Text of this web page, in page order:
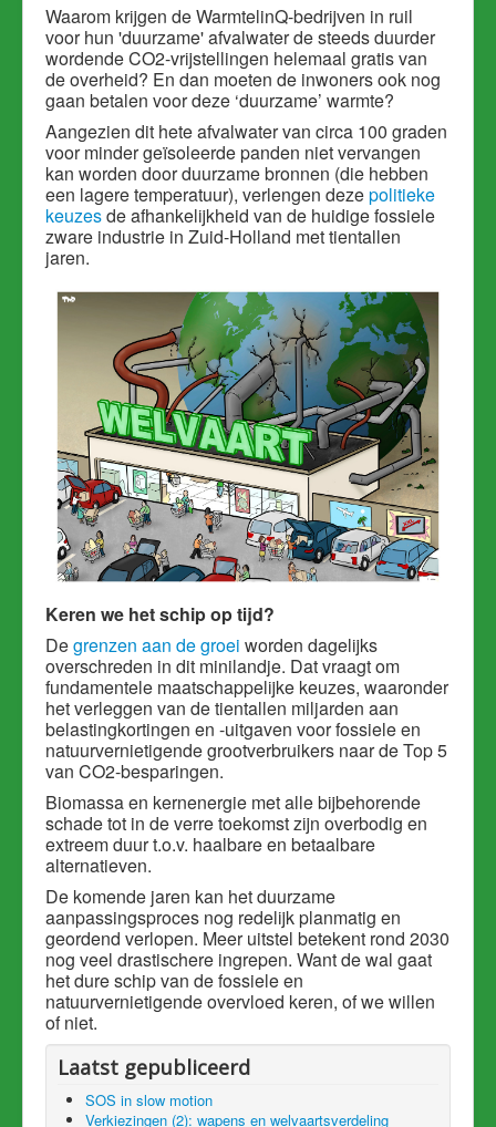
Waarom krijgen de WarmtelinQ-bedrijven in ruil
voor hun 'duurzame' afvalwater de steeds duurder
wordende CO2-vrijstellingen helemaal gratis van
de overheid? En dan moeten de inwoners ook nog
gaan betalen voor deze ‘duurzame’ warmte?
Aangezien dit hete afvalwater van circa 100 graden
voor minder geïsoleerde panden niet vervangen
kan worden door duurzame bronnen (die hebben
een lagere temperatuur), verlengen dezepolitieke
keuzesde afhankelijkheid van de huidige fossiele
zware industrie in Zuid-Holland met tientallen
jaren.
Keren we het schip op tijd?
Degrenzen aan de groei worden dagelijks
overschreden in dit minilandje. Dat vraagt om
fundamentele maatschappelijke keuzes, waaronder
het verleggen van de tientallen miljarden aan
belastingkortingen en -uitgaven voor fossiele en
natuurvernietigende grootverbruikers naar de Top 5
van CO2-besparingen.
Biomassa en kernenergie met alle bijbehorende
schade tot in de verre toekomst zijn overbodig en
extreem duur t.o.v. haalbare en betaalbare
alternatieven.
De komende jaren kan het duurzame
aanpassingsproces nog redelijk planmatig en
geordend verlopen. Meer uitstel betekent rond 2030
nog veel drastischere ingrepen. Want de wal gaat
het dure schip van de fossiele en
natuurvernietigende overvloed keren, of we willen
of niet.
Laatst gepubliceerd
SOS in slow motion
Verkiezingen (2): wapens en welvaartsverdeling